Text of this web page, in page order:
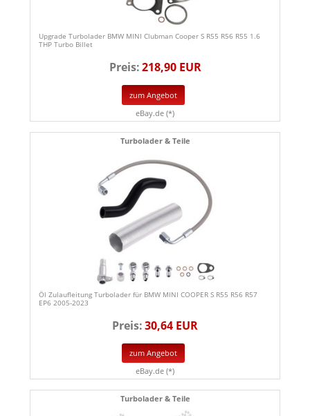
Upgrade Turbolader BMW MINI Clubman Cooper S R55 R56 R55 1.6
THP Turbo Billet
Preis:218,90 EUR
zum Angebot
eBay.de (*)
Turbolader & Teile
Öl Zulaufleitung Turbolader für BMW MINI COOPER S R55 R56 R57
EP6 2005-2023
Preis:30,64 EUR
zum Angebot
eBay.de (*)
Turbolader & Teile